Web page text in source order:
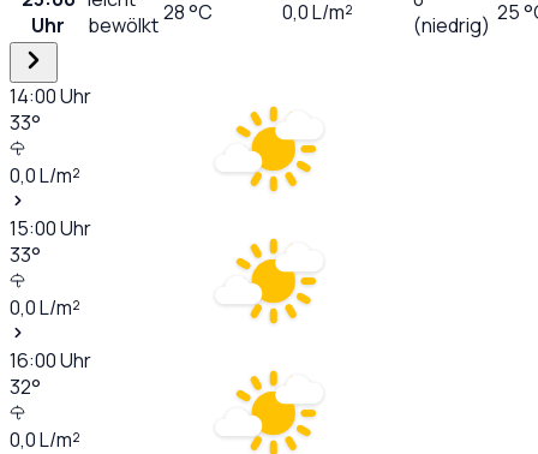
Uhr
bewölkt28°C 0,0L/m²
(niedrig) 25
14:00Uhr
33°
0,0L/m²
15:00Uhr
33°
0,0L/m²
16:00Uhr
32°
0,0L/m²